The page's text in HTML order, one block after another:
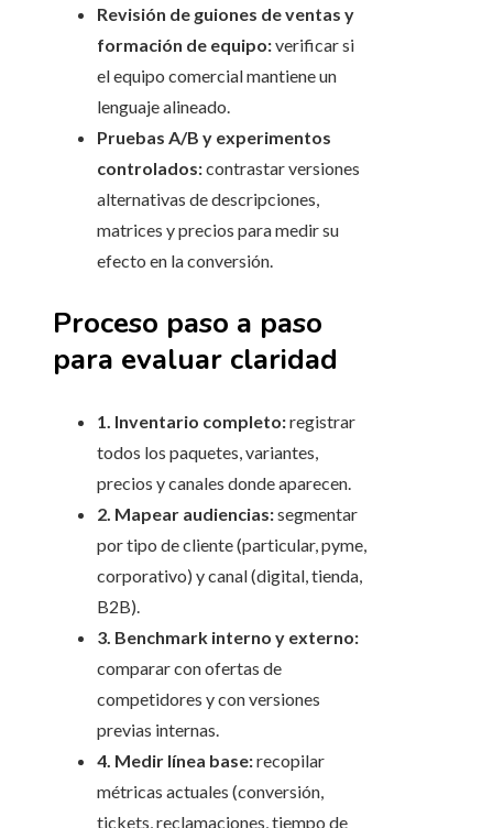
Revisión de guiones de ventas y
formación de equipo:verificar si
el equipo comercial mantiene un
lenguaje alineado.
Pruebas A/B y experimentos
controlados:contrastar versiones
alternativas de descripciones,
matrices y precios para medir su
efecto en la conversión.
Proceso paso a paso
para evaluar claridad
1. Inventario completo:registrar
todos los paquetes, variantes,
precios y canales donde aparecen.
2. Mapear audiencias:segmentar
por tipo de cliente (particular, pyme,
corporativo) y canal (digital, tienda,
B2B).
3. Benchmark interno y externo:
comparar con ofertas de
competidores y con versiones
previas internas.
4. Medir línea base:recopilar
métricas actuales (conversión,
tickets, reclamaciones, tiempo de